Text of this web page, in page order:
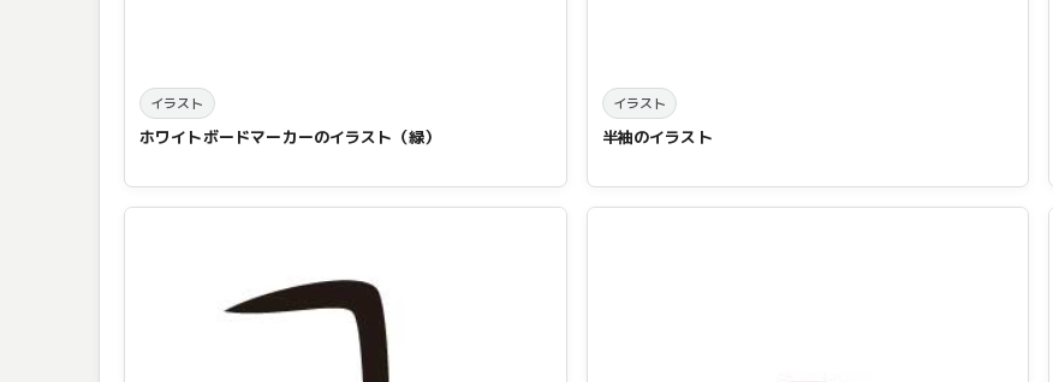
イラスト
ホワイトボードマーカーのイラスト（緑）
イラスト
半袖のイラスト